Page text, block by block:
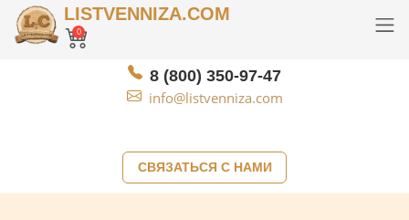
СВЯЗАТЬСЯ С НАМИ
LISTVENNIZA.COM
0
8 (800) 350-97-47
info@listvenniza.com